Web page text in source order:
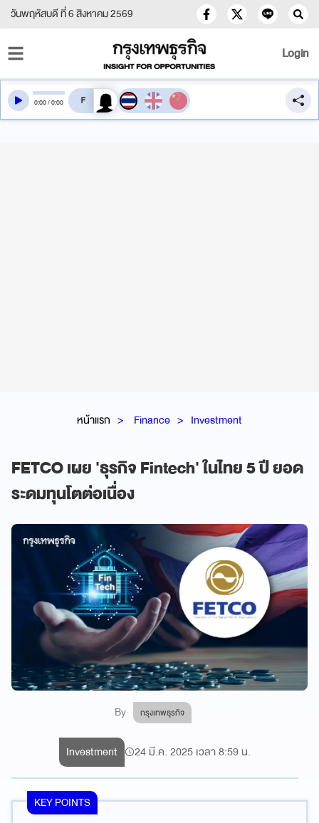
วันพฤหัสบดี ที่ 6 สิงหาคม 2569
Login
หน้าแรก Finance Investment
FETCO เผย 'ธุรกิจ Fintech' ในไทย 5 ปี ยอด
ระดมทุนโตต่อเนื่อง
By กรุงเทพธุรกิจ
0:00/0:00 สลับเสียงอ่าน
Investment 24 มี.ค. 2025 เวลา 8:59 น.
KEY POINTS